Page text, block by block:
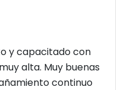
y capacitado con
alta. Muy buenas
continuo